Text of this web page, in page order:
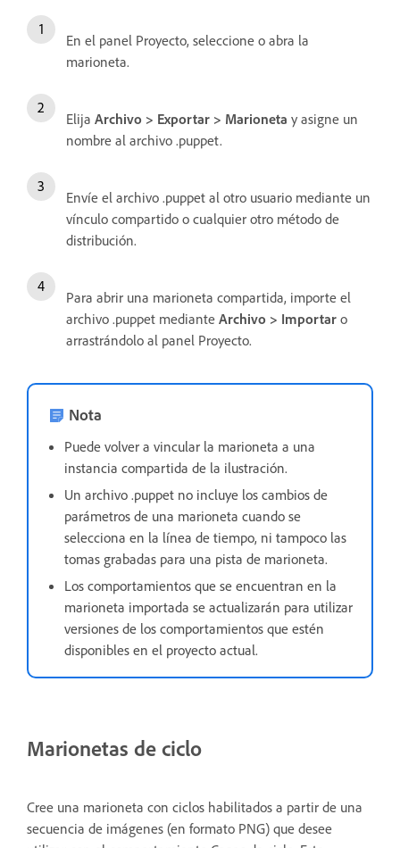
En el panel Proyecto, seleccione o abra la
marioneta.
Elija Archivo > Exportar > Marioneta y asigne un
nombre al archivo .puppet.
Envíe el archivo .puppet al otro usuario mediante un
vínculo compartido o cualquier otro método de
distribución.
Para abrir una marioneta compartida, importe el
archivo .puppet mediante Archivo > Importar o
arrastrándolo al panel Proyecto.
Nota
Puede volver a vincular la marioneta a una
instancia compartida de la ilustración.
Un archivo .puppet no incluye los cambios de
parámetros de una marioneta cuando se
selecciona en la línea de tiempo, ni tampoco las
tomas grabadas para una pista de marioneta.
Los comportamientos que se encuentran en la
marioneta importada se actualizarán para utilizar
versiones de los comportamientos que estén
disponibles en el proyecto actual.
Marionetas de ciclo
Cree una marioneta con ciclos habilitados a partir de una
secuencia de imágenes (en formato PNG) que desee